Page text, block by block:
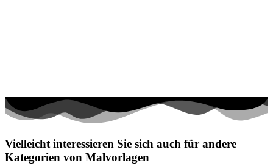
Vielleicht interessieren Sie sich auch für andere
Kategorien von Malvorlagen